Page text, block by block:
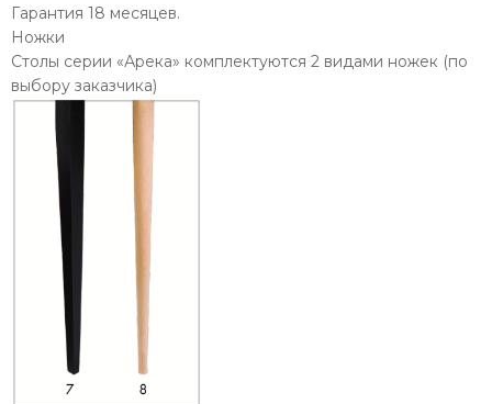
Гарантия 18 месяцев.
Ножки
Столы серии «Арека» комплектуются 2 видами ножек (по
выбору заказчика)